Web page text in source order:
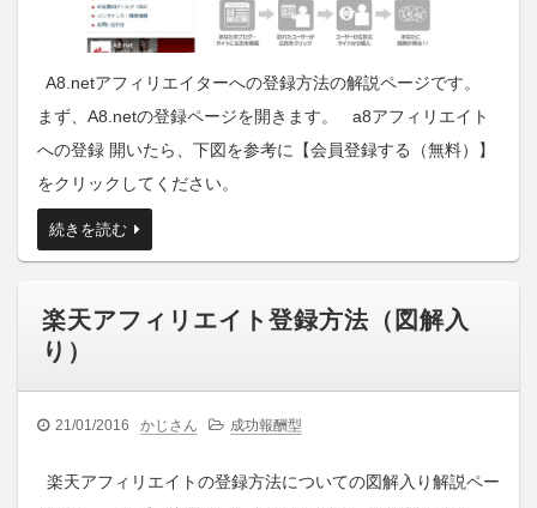
A8.netアフィリエイターへの登録方法の解説ページです。
まず、A8.netの登録ページを開きます。 a8アフィリエイト
への登録 開いたら、下図を参考に【会員登録する（無料）】
をクリックしてください。
続きを読む
楽天アフィリエイト登録方法（図解入
り）
21/01/2016 かじさん 成功報酬型
楽天アフィリエイトの登録方法についての図解入り解説ペー